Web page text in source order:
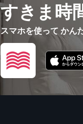
すきま時
スマホを使って かん